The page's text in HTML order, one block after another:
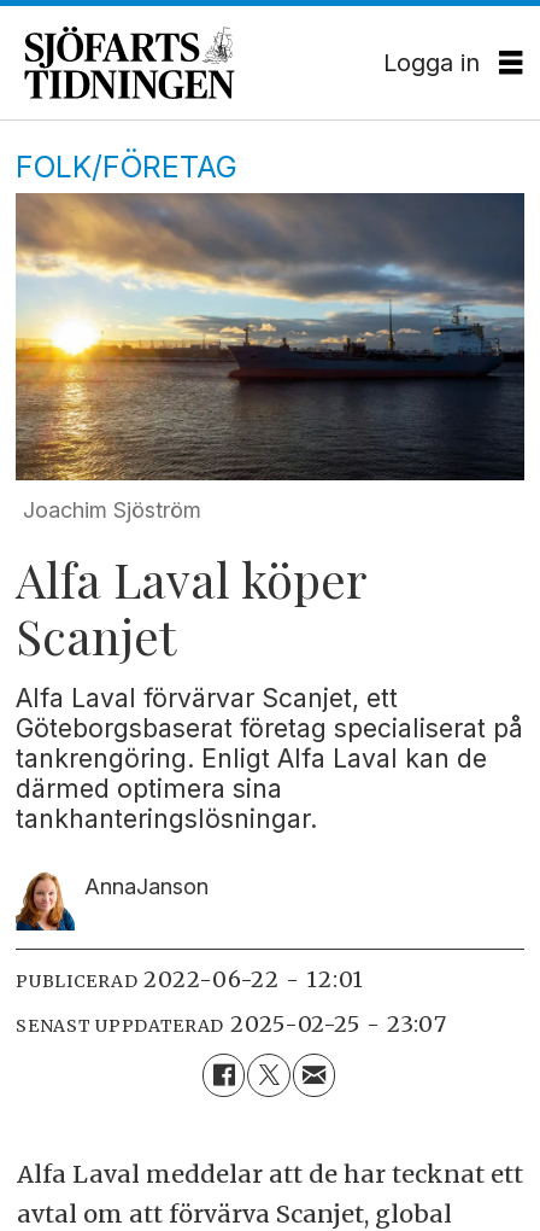
Logga in
FOLK/FÖRETAG
Joachim Sjöström
Alfa Laval köper
Scanjet
Alfa Laval förvärvar Scanjet, ett
Göteborgsbaserat företag specialiserat på
tankrengöring. Enligt Alfa Laval kan de
därmed optimera sina
tankhanteringslösningar.
AnnaJanson
PUBLICERAD 2022-06-22 - 12:01
SENAST UPPDATERAD 2025-02-25 - 23:07
Alfa Laval meddelar att de har tecknat ett
avtal om att förvärva Scanjet, global